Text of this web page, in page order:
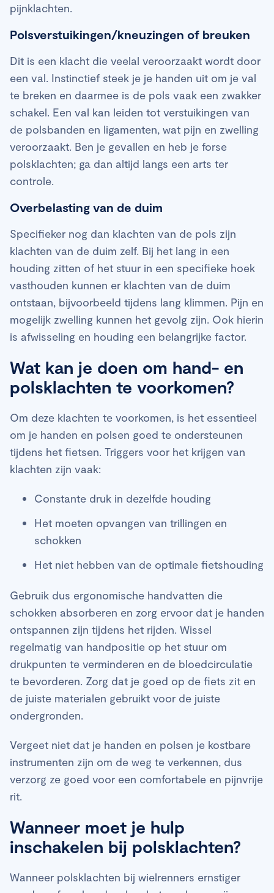
pijnklachten.
Polsverstuikingen/kneuzingen of breuken
Dit is een klacht die veelal veroorzaakt wordt door
een val. Instinctief steek je je handen uit om je val
te breken en daarmee is de pols vaak een zwakker
schakel. Een val kan leiden tot verstuikingen van
de polsbanden en ligamenten, wat pijn en zwelling
veroorzaakt. Ben je gevallen en heb je forse
polsklachten; ga dan altijd langs een arts ter
controle.
Overbelasting van de duim
Specifieker nog dan klachten van de pols zijn
klachten van de duim zelf. Bij het lang in een
houding zitten of het stuur in een specifieke hoek
vasthouden kunnen er klachten van de duim
ontstaan, bijvoorbeeld tijdens lang klimmen. Pijn en
mogelijk zwelling kunnen het gevolg zijn. Ook hierin
is afwisseling en houding een belangrijke factor.
Wat kan je doen om hand- en
polsklachten te voorkomen?
Om deze klachten te voorkomen, is het essentieel
om je handen en polsen goed te ondersteunen
tijdens het fietsen. Triggers voor het krijgen van
klachten zijn vaak:
Constante druk in dezelfde houding
Het moeten opvangen van trillingen en
schokken
Het niet hebben van de optimale fietshouding
Gebruik dus ergonomische handvatten die
schokken absorberen en zorg ervoor dat je handen
ontspannen zijn tijdens het rijden. Wissel
regelmatig van handpositie op het stuur om
drukpunten te verminderen en de bloedcirculatie
te bevorderen. Zorg dat je goed op de fiets zit en
de juiste materialen gebruikt voor de juiste
ondergronden.
Vergeet niet dat je handen en polsen je kostbare
instrumenten zijn om de weg te verkennen, dus
verzorg ze goed voor een comfortabele en pijnvrije
rit.
Wanneer moet je hulp
inschakelen bij polsklachten?
Wanneer polsklachten bij wielrenners ernstiger